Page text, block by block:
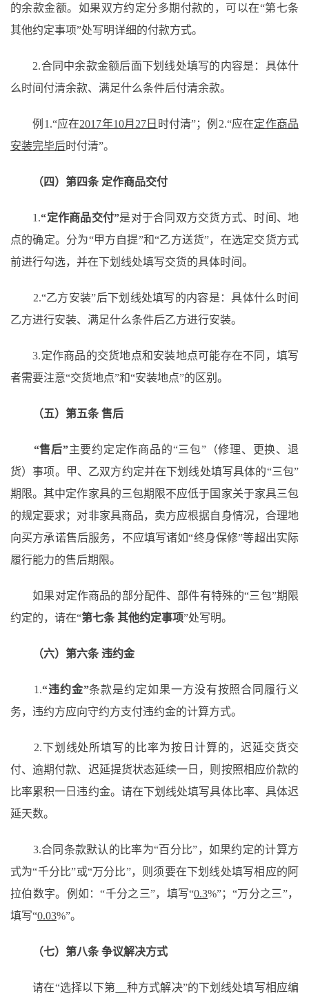
的余款金额。如果双方约定分多期付款的，可以在“第七条
其他约定事项”处写明详细的付款方式。
2.合同中余款金额后面下划线处填写的内容是：具体什
么时间付清余款、满足什么条件后付清余款。
例 1.“应在2017年10月27日 时付清”；例2.“应在定作商品
安装完毕后时付清”。
（四）第四条 定作商品交付
1.“定作商品交付”是对于合同双方交货方式、时间、地
点的确定。分为“甲方自提”和“乙方送货”，在选定交货方式
前进行勾选，并在下划线处填写交货的具体时间。
2.“乙方安装”后下划线处填写的内容是：具体什么时间
乙方进行安装、满足什么条件后乙方进行安装。
3.定作商品的交货地点和安装地点可能存在不同，填写
者需要注意“交货地点”和“安装地点”的区别。
（五）第五条 售后
“售后”主要约定定作商品的“三包”（修理、更换、退
货）事项。甲、乙双方约定并在下划线处填写具体的“三包”
期限。其中定作家具的三包期限不应低于国家关于家具三包
的规定要求；对非家具商品，卖方应根据自身情况，合理地
向买方承诺售后服务，不应填写诸如“终身保修”等超出实际
履行能力的售后期限。
如果对定作商品的部分配件、部件有特殊的“三包”期限
约定的，请在“第七条 其他约定事项”处写明。
（六）第六条 违约金
1.“违约金”条款是约定如果一方没有按照合同履行义
务，违约方应向守约方支付违约金的计算方式。
2.下划线处所填写的比率为按日计算的，迟延交货交
付、逾期付款、迟延提货状态延续一日，则按照相应价款的
比率累积一日违约金。请在下划线处填写具体比率、具体迟
延天数。
3.合同条款默认的比率为“百分比”，如果约定的计算方
式为“千分比”或“万分比”，则须要在下划线处填写相应的阿
拉伯数字。例如：“千分之三”，填写“0.3%”；“万分之三”，
填写“0.03%”。
（七）第八条 争议解决方式
请在“选择以下第 种方式解决”的下划线处填写相应编